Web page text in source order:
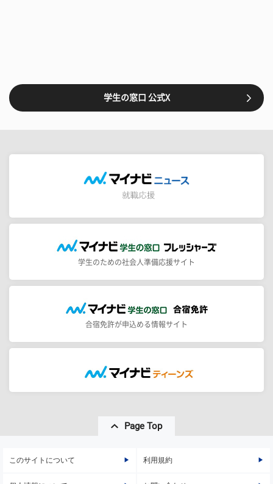
学生の窓口 公式X
学生のための社会人準備応援サイト
合宿免許が申込める情報サイト
Page Top
このサイトについて 利用規約